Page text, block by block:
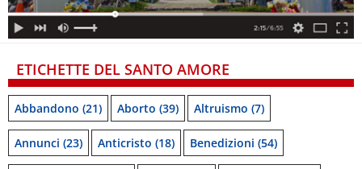
ETICHETTE DEL SANTO AMORE
Abbandono (21) Aborto (39) Altruismo (7)
Annunci (23) Anticristo (18) Benedizioni (54)